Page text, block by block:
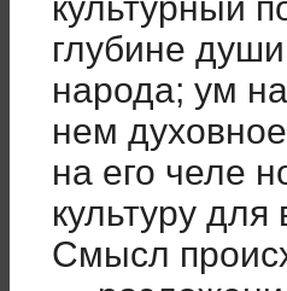
глубине
народа; ум
нем
на его челе
культуру для
Смысл